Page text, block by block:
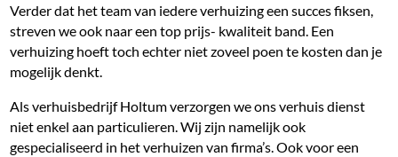
Verder dat het team van iedere verhuizing een succes fiksen,
streven we ook naar een top prijs- kwaliteit band. Een
verhuizing hoeft toch echter niet zoveel poen te kosten dan je
mogelijk denkt.
Als verhuisbedrijf Holtum verzorgen we ons verhuis dienst
niet enkel aan particulieren. Wij zijn namelijk ook
gespecialiseerd in het verhuizen van firma’s. Ook voor een